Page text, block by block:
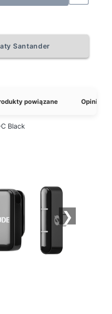
Santander
powiązane Opinie o
Black
❯